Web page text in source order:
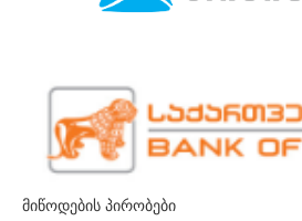
მიწოდების პირობები